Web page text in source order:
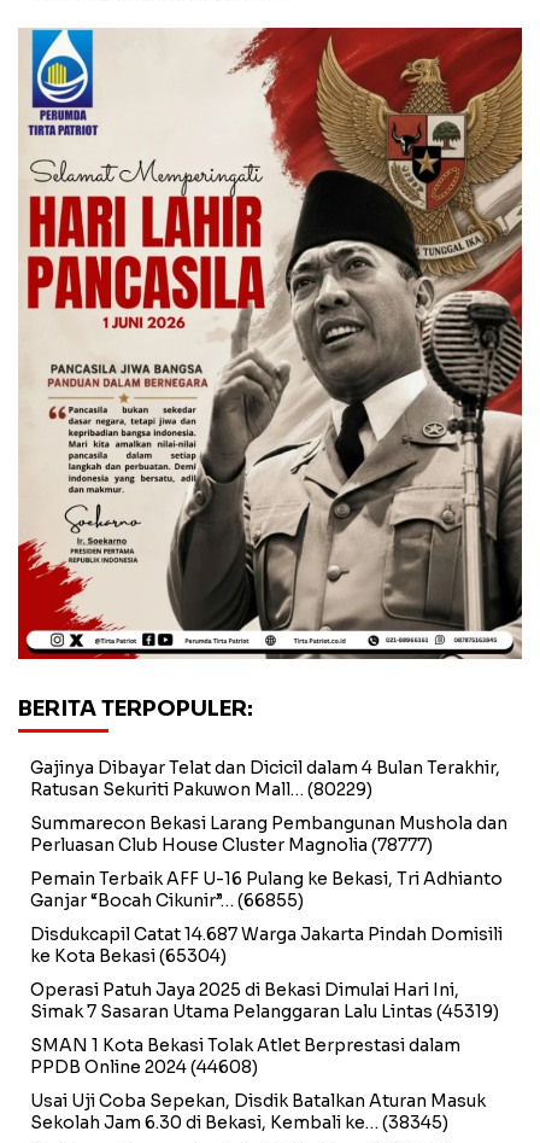
BERITA TERPOPULER:
Gajinya Dibayar Telat dan Dicicil dalam 4 Bulan Terakhir,
Ratusan Sekuriti Pakuwon Mall… (80229)
Summarecon Bekasi Larang Pembangunan Mushola dan
Perluasan Club House Cluster Magnolia (78777)
Pemain Terbaik AFF U-16 Pulang ke Bekasi, Tri Adhianto
Ganjar “Bocah Cikunir”… (66855)
Disdukcapil Catat 14.687 Warga Jakarta Pindah Domisili
ke Kota Bekasi(65304)
Operasi Patuh Jaya 2025 di Bekasi Dimulai Hari Ini,
Simak 7 Sasaran Utama Pelanggaran Lalu Lintas (45319)
SMAN 1 Kota Bekasi Tolak Atlet Berprestasi dalam
PPDB Online 2024(44608)
Usai Uji Coba Sepekan, Disdik Batalkan Aturan Masuk
Sekolah Jam 6.30 di Bekasi, Kembali ke… (38345)